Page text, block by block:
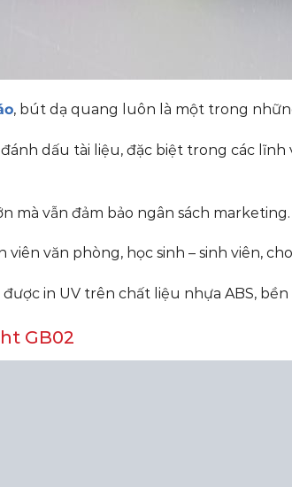
, bút dạ quang luôn là một trong
dấu tài liệu, đặc biệt trong các lĩnh
mà vẫn đảm bảo ngân sách marketing.
văn phòng, học sinh – sinh viên,
in UV trên chất liệu nhựa ABS,
GB02